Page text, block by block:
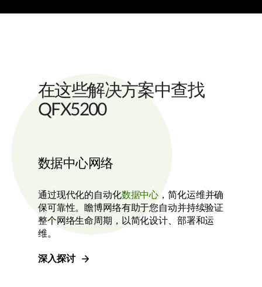
在这些解决方案中查找
QFX5200
数据中心网络
通过现代化的自动化数据中心 ，简化运维并确
保可靠性。瞻博网络有助于您自动并持续验证
整个网络生命周期，以简化设计、部署和运
维。
深入探讨